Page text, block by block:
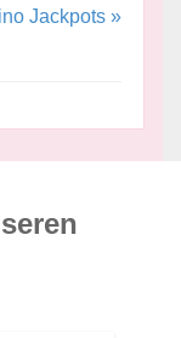
Jackpots »